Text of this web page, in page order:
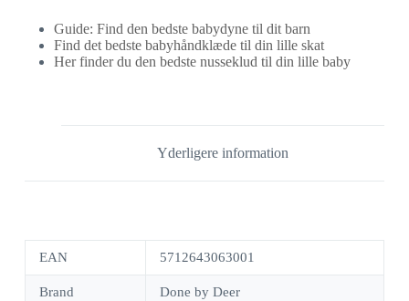
Guide: Find den bedste babydyne til dit barn
Find det bedste babyhåndklæde til din lille skat
Her finder du den bedste nusseklud til din lille baby
Yderligere information
EAN 5712643063001
Brand Done by Deer